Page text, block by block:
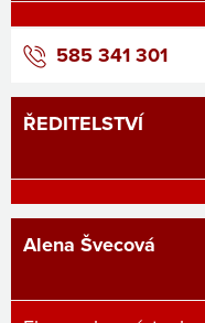
585 341 301
ŘEDITELSTVÍ
Alena Švecová